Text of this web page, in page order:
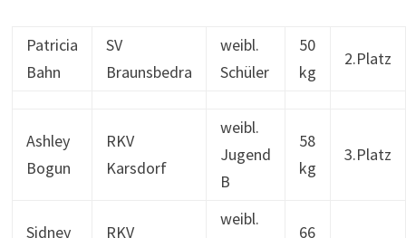
Patricia
Bahn
SV
Braunsbedra
weibl.
Schüler
50
kg
2.Platz
Ashley
Bogun
RKV
Karsdorf
weibl.
Jugend
B
58
kg
3.Platz
Sidney
RKV
weibl.
66